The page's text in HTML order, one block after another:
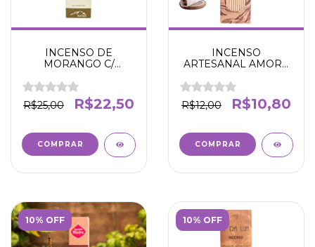
INCENSO DE
MORANGO C/
um ambiente
acolhedor e tranquílo -
Conexão espiritual -
R$25,00 R$22,50
INCENSO
ARTESANAL AMORA
SUCESSO - N' DA LUA
R$12,00
R$10,80
10% OFF 10% OFF